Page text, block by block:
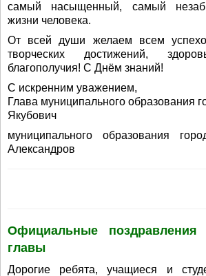
самый насыщенный, самый
жизни человека.
От всей души желаем всем
творческих достижений,
благополучия! С Днём знаний!
С искренним уважением,
Глава муниципального образования
Якубович
муниципального образования
Александров
Официальные
главы
Дорогие ребята, учащиеся и